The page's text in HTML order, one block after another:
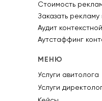
Аутстаффинг
МЕНЮ
Услуги авитолога
Услуги
Стоимость
Заказать
Аудит